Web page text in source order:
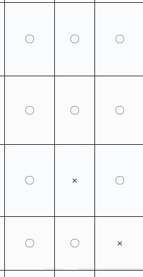
〇 〇 〇
〇 〇 〇
〇 × 〇
〇 〇 ×